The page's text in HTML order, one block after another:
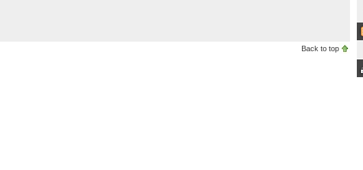
Back to top